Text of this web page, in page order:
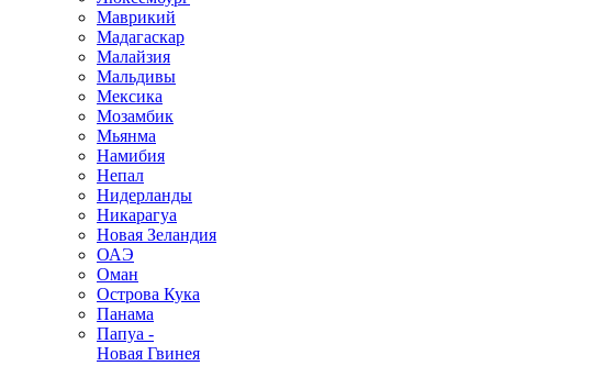
Маврикий
Мадагаскар
Малайзия
Мальдивы
Мексика
Мозамбик
Мьянма
Намибия
Непал
Нидерланды
Никарагуа
Новая Зеландия
ОАЭ
Оман
Острова Кука
Панама
Папуа -
Новая Гвинея